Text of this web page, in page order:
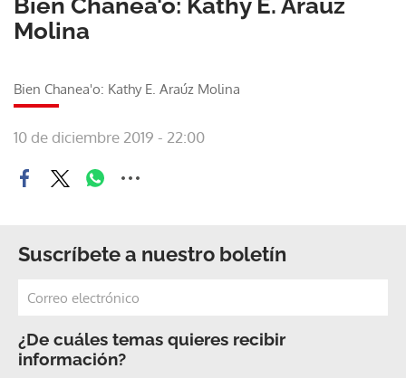
Bien Chanea'o: Kathy E. Araúz
Molina
Bien Chanea'o: Kathy E. Araúz Molina
10 de diciembre 2019 - 22:00
Suscríbete a nuestro boletín
¿De cuáles temas quieres recibir
información?